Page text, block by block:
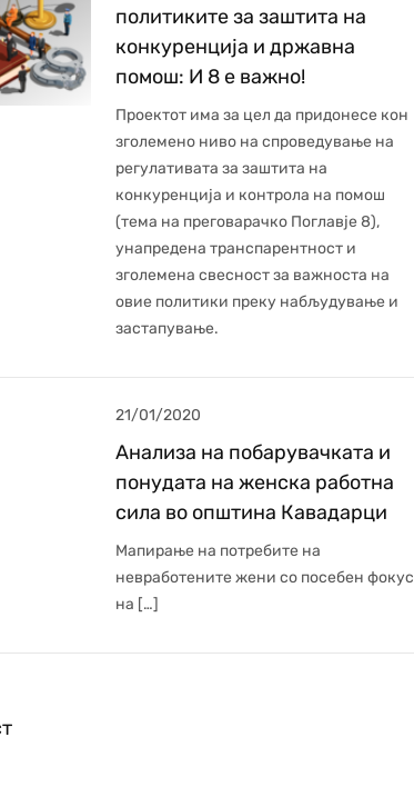
политиките за заштита на
конкуренција и државна
помош: И 8 е важно!
Проектот има за цел да придонесе кон
зголемено ниво на спроведување на
регулативата за заштита на
конкуренција и контрола на помош
(тема на преговарачко Поглавје 8),
унапредена транспарентност и
зголемена свесност за важноста на
овие политики преку набљудување и
застапување.
21/01/2020
Анализа на побарувачката и
понудата на женска работна
сила во општина Кавадарци
Мапирање на потребите на
невработените жени со посебен фокус
на […]